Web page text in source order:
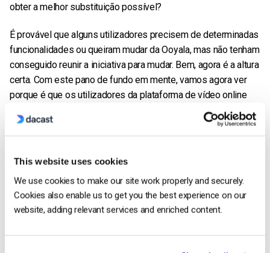
This website uses cookies
We use cookies to make our site work properly and securely.
Cookies also enable us to get you the best experience on our
website, adding relevant services and enriched content.
obter a melhor substituição possível?
É provável que alguns utilizadores precisem de determinadas
funcionalidades ou queiram mudar da Ooyala, mas não tenham
conseguido reunir a iniciativa para mudar. Bem, agora é a altura
certa. Com este pano de fundo em mente, vamos agora ver
porque é que os utilizadores da plataforma de vídeo online
Ooyala podem considerar a utilização do Dacast.
Por que os clientes da Ooyala devem
considerar o uso do Dacast
1. Plataforma segura e escalável
As nossas poderosas soluções de alojamento de vídeo
permitem-lhe carregar, transcodificar, organizar, rentabilizar,